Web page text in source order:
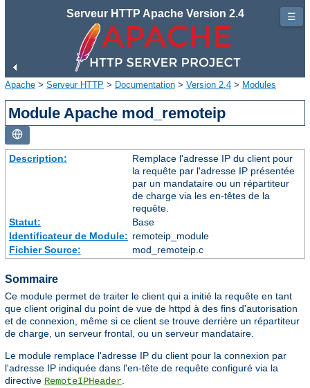
Serveur HTTP Apache Version 2.4
Apache > Serveur HTTP > Documentation > Version 2.4 > Modules
Module Apache mod_remoteip
Description:
Remplace l'adresse IP du client pour
la requête par l'adresse IP présentée
par un mandataire ou un répartiteur
de charge via les en-têtes de la
requête.
Statut:
Base
Identificateur de Module: remoteip_module
Fichier Source:
mod_remoteip.c
Sommaire
Ce module permet de traiter le client qui a initié la requête en tant
que client original du point de vue de httpd à des fins d'autorisation
et de connexion, même si ce client se trouve derrière un répartiteur
de charge, un serveur frontal, ou un serveur mandataire.
Le module remplace l'adresse IP du client pour la connexion par
l'adresse IP indiquée dans l'en-tête de requête configuré via la
directive RemoteIPHeader
☰